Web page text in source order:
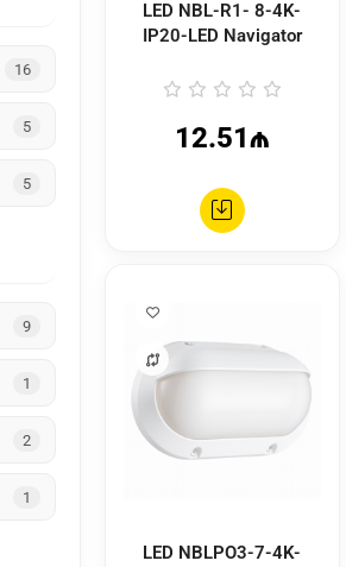
16
5
5
9
1
2
1
LED NBL-R1- 8-4K-
IP20-LED Navigator
12.51₼
LED NBLPO3-7-4K-